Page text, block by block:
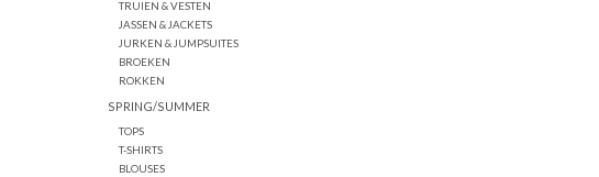
TRUIEN & VESTEN
JASSEN & JACKETS
JURKEN & JUMPSUITES
BROEKEN
ROKKEN
SPRING/SUMMER
TOPS
T-SHIRTS
BLOUSES